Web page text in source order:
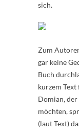
sich.
Zum
gar keine
Buch
kurzem Text
Domian, der
möchten,
(laut Text)